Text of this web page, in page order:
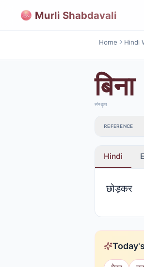
Murli Shabdavali
Home Hindi
बिना
संस्कृत
REFERENCE
Hindi
छोड़कर